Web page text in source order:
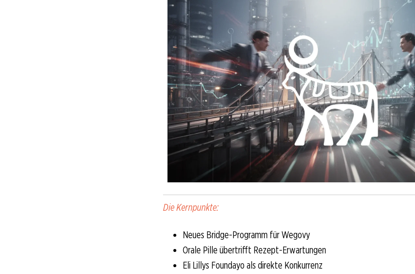
Die Kernpunkte:
Neues Bridge-Programm für Wegovy
Orale Pille übertrifft Rezept-Erwartungen
Eli Lillys Foundayo als direkte Konkurrenz